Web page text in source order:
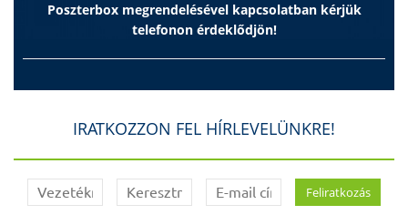
Poszterbox megrendelésével kapcsolatban kérjük
telefonon érdeklődjön!
IRATKOZZON FEL HÍRLEVELÜNKRE!